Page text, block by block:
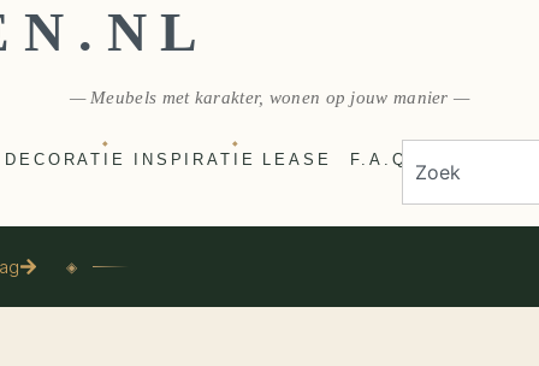
— Meubels met karakter, wonen op jouw manier —
DECORATIE
◆
INSPIRATIE
◆
LEASE F.A.Q
◈